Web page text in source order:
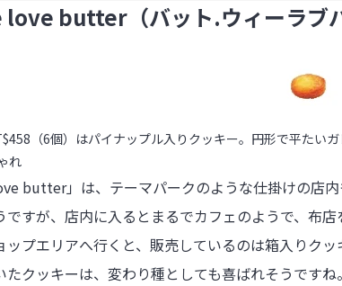
butter（バット.ウィーラブバ
（6個）はパイナップル入りクッキー。円形で平たい
れ
butter」は、テーマパークのような仕掛けの店
ですが、店内に入るとまるでカフェのようで、布
ップエリアへ行くと、販売しているのは箱入りク
クッキーは、変わり種としても喜ばれそうですね。